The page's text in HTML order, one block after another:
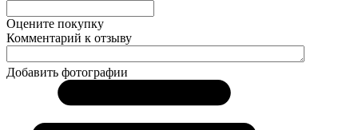
Оцените покупку
Комментарий к отзыву
Добавить фотографии